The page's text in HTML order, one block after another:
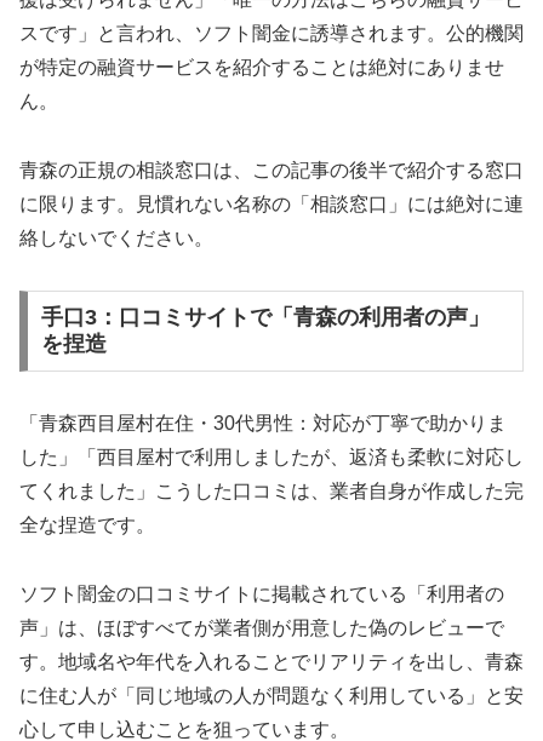
スです」と言われ、ソフト闇金に誘導されます。公的機関
が特定の融資サービスを紹介することは絶対にありませ
ん。
青森の正規の相談窓口は、この記事の後半で紹介する窓口
に限ります。見慣れない名称の「相談窓口」には絶対に連
絡しないでください。
手口3：口コミサイトで「青森の利用者の声」
を捏造
「青森西目屋村在住・30代男性：対応が丁寧で助かりま
した」「西目屋村で利用しましたが、返済も柔軟に対応し
てくれました」こうした口コミは、業者自身が作成した完
全な捏造です。
ソフト闇金の口コミサイトに掲載されている「利用者の
声」は、ほぼすべてが業者側が用意した偽のレビューで
す。地域名や年代を入れることでリアリティを出し、青森
に住む人が「同じ地域の人が問題なく利用している」と安
心して申し込むことを狙っています。